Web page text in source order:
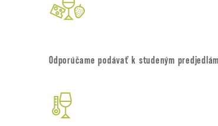
Odporúčame podávať k studeným